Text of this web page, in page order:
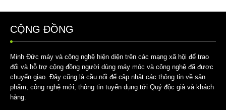
Copyright MAXXmarketing Webdesigner GmbH
CỘNG ĐỒNG
Minh Đức máy và công nghệ hiện diện trên các mạng xã hội để trao
đổi và hỗ trợ cộng đồng người dùng máy móc và công nghệ đã được
chuyển giao. Đây cũng là cầu nối để cập nhật các thông tin về sản
phẩm, công nghệ mới, thông tin tuyển dụng tới Quý độc giả và khách
hàng.